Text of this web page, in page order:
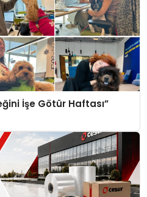
İşe Götür Haftası”